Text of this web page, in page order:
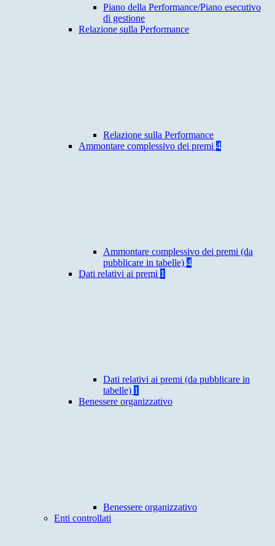
Piano della Performance/Piano esecutivo
di gestione
Relazione sulla Performance
Relazione sulla Performance
Ammontare complessivo dei premi 4
Ammontare complessivo dei premi (da
pubblicare in tabelle) 4
Dati relativi ai premi 1
Dati relativi ai premi (da pubblicare in
tabelle) 1
Benessere organizzativo
Benessere organizzativo
Enti controllati